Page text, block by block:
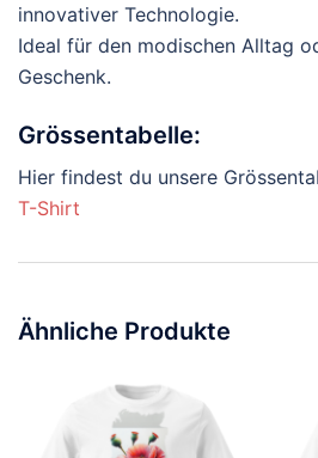
innovativer Technologie.
Ideal für den modischen Alltag
Geschenk.
Grössentabelle:
Hier findest du unsere
T-Shirt
Ähnliche Produkte